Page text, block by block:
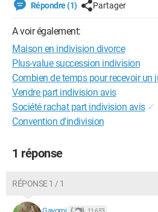
Répondre (1) Partager
A voir également:
Maison en indivision divorce
Plus-value succession indivision
Combien de temps pour recevoir un
Vendre part indivision avis
Société rachat part indivision avis ✓
Convention d'indivision
1 réponse
RÉPONSE 1 / 1